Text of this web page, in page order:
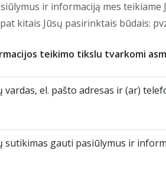
ir informaciją mes teikiame
kitais Jūsų pasirinktais būdais:
teikimo tikslu tvarkomi
vardas, el. pašto adresas ir (ar)
sutikimas gauti pasiūlymus ir